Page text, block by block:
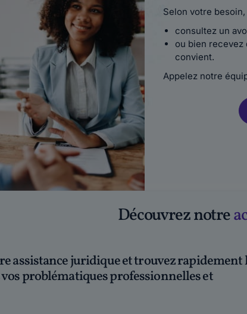
Selon votre
consultez un
ou bien
convient.
Appelez notre
Découvrez notre
assistance juridique et trouvez rapidement
vos problématiques professionnelles et